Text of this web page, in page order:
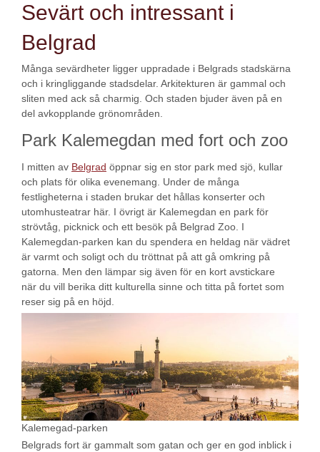
Sevärt och intressant i
Belgrad
Många sevärdheter ligger uppradade i Belgrads stadskärna
och i kringliggande stadsdelar. Arkitekturen är gammal och
sliten med ack så charmig. Och staden bjuder även på en
del avkopplande grönområden.
Park Kalemegdan med fort och zoo
I mitten av Belgrad öppnar sig en stor park med sjö, kullar
och plats för olika evenemang. Under de många
festligheterna i staden brukar det hållas konserter och
utomhusteatrar här. I övrigt är Kalemegdan en park för
strövtåg, picknick och ett besök på Belgrad Zoo. I
Kalemegdan-parken kan du spendera en heldag när vädret
är varmt och soligt och du tröttnat på att gå omkring på
gatorna. Men den lämpar sig även för en kort avstickare
när du vill berika ditt kulturella sinne och titta på fortet som
reser sig på en höjd.
Kalemegad-parken
Belgrads fort är gammalt som gatan och ger en god inblick i